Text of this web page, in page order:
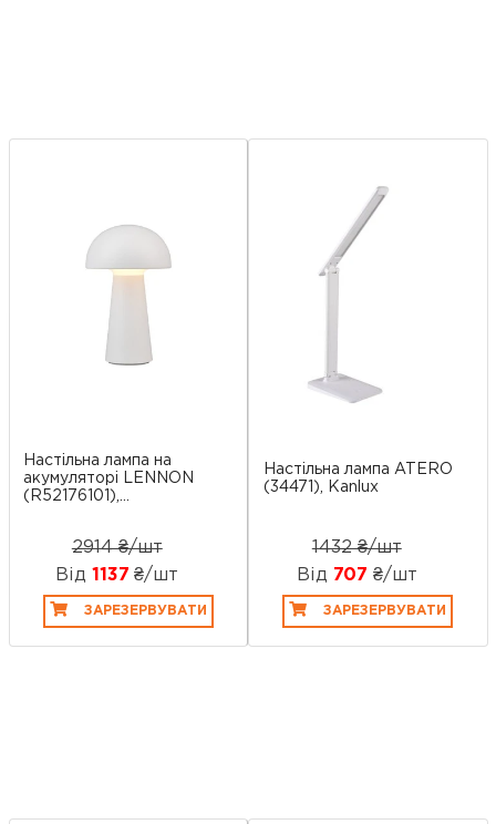
Настільна лампа на
акумуляторі LENNON
(R52176101),...
2914 ₴/шт
Від 1137₴/шт
ЗАРЕЗЕРВУВАТИ
Настільна лампа ATERO
(34471), Kanlux
1432 ₴/шт
Від 707 ₴/шт
ЗАРЕЗЕРВУВАТИ